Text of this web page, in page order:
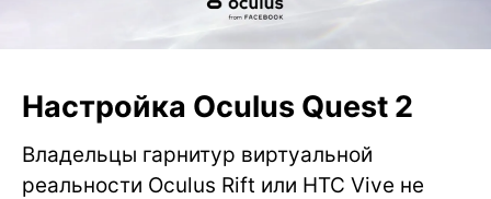
Настройка Oculus Quest 2
Владельцы гарнитур виртуальной
реальности Oculus Rift или HTC Vive не